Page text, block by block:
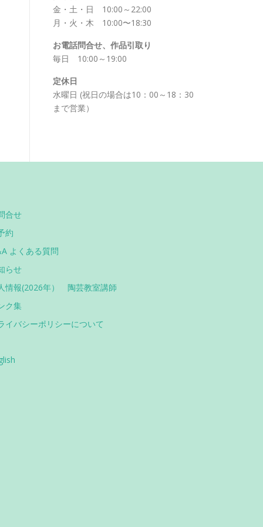
金・土・日 10:00～22:00
月・火・木 10:00〜18:30
お電話問合せ、作品引取り
毎日 10:00～19:00
定休日
水曜日 (祝日の場合は10：00～18：30
まで営業）
合せ
約
よくある質問
らせ
情報(2026年） 陶芸教室講師
ク集
イバシーポリシーについて